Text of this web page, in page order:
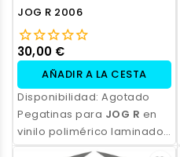
JOG R 2006
30,00 €
AÑADIR A LA CESTA
Disponibilidad: Agotado
Pegatinas para JOG R en
vinilo polimérico laminado,
impresas con tinta